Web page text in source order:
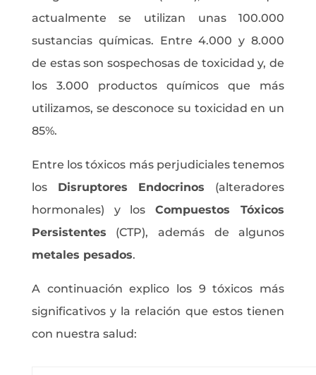
actualmente se utilizan unas 100.000
sustancias químicas. Entre 4.000 y 8.000
de estas son sospechosas de toxicidad y, de
los 3.000 productos químicos que más
utilizamos, se desconoce su toxicidad en un
85%.
Entre los tóxicos más perjudiciales tenemos
los Disruptores Endocrinos (alteradores
hormonales) y losCompuestos Tóxicos
Persistentes (CTP), además de algunos
metales pesados.
A continuación explico los 9 tóxicos más
significativos y la relación que estos tienen
con nuestra salud: